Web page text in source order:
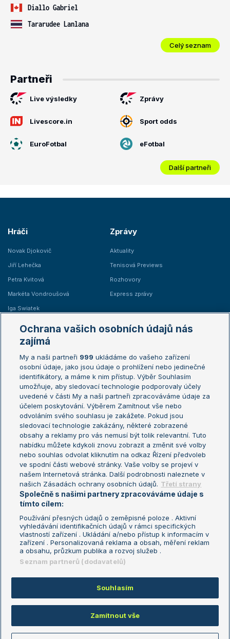
Diallo Gabriel
Tararudee Lanlana
Celý seznam
Partneři
Live výsledky Zprávy
Livescore.in Sport odds
EuroFotbal eFotbal
Další partneři
Hráči
Novak Djokovič
Jiří Lehečka
Petra Kvitová
Markéta Vondroušová
Iga Swiatek
Zprávy
Aktuality
Tenisová Previews
Rozhovory
Express zprávy
Žebříčky
Žebříček ATP (muži)
Žebříček WTA (ženy)
Sázkařský žebříček
Australian Open
French Open
Wimbledon
US Open
Turnaj mistrů
Turnaj mistryň
Aktualní trendy
Fotbalové přestupy
Livesport Daily
LS Prague Open
Podmínky užití
Nastavení soukromí
GDPR a žurnalistika
Reklama
Kontakt
Informace o zpracování osobních
údajů
Copyright © 2008-2026 TenisPortal.cz. Využíváme zpravodajství ČTK.
Ochrana vašich osobních údajů nás
zajímá
My a naši partneři 999 ukládáme do vašeho zařízení
osobní údaje, jako jsou údaje o prohlížení nebo jedinečné
identifikátory, a máme k nim přístup. Výběr Souhlasím
umožňuje, aby sledovací technologie podporovaly účely
uvedené v části My a naši partneři zpracováváme údaje za
účelem poskytování. Výběrem Zamítnout vše nebo
odvoláním svého souhlasu je zakážete. Pokud jsou
sledovací technologie zakázány, některé zobrazené
obsahy a reklamy pro vás nemusí být tolik relevantní. Tuto
nabídku můžete kdykoli znovu zobrazit a změnit své volby
nebo souhlas odvolat kliknutím na odkaz Řízení předvoleb
ve spodní části webové stránky. Vaše volby se projeví v
našem Internetová stránka. Další podrobnosti naleznete v
našich Zásadách ochrany osobních údajů. Třetí strany
Společně s našimi partnery zpracováváme údaje s
tímto cílem:
Používání přesných údajů o zeměpisné poloze . Aktivní
vyhledávání identifikačních údajů v rámci specifických
vlastností zařízení . Ukládání a/nebo přístup k informacím v
zařízení . Personalizovaná reklama a obsah, měření reklam
a obsahu, průzkum publika a rozvoj služeb .
Seznam partnerů (dodavatelů)
Souhlasím
Zamítnout vše